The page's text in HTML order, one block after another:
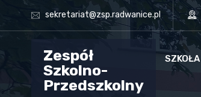
sekretariat@zsp.radwanice.pl
Zespół
Szkolno-
Przedszkolny
SZKOŁA